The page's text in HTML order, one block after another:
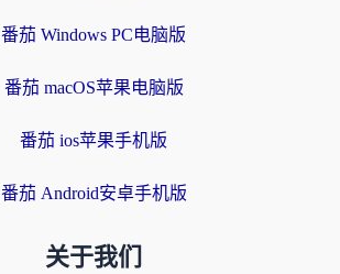
番茄 Windows PC电脑版
番茄 macOS苹果电脑版
番茄 ios苹果手机版
番茄 Android安卓手机版
关于我们